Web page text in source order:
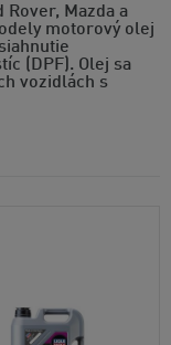
Rover, Mazda a
motorový olej
(DPF). Olej sa
vozidlách s